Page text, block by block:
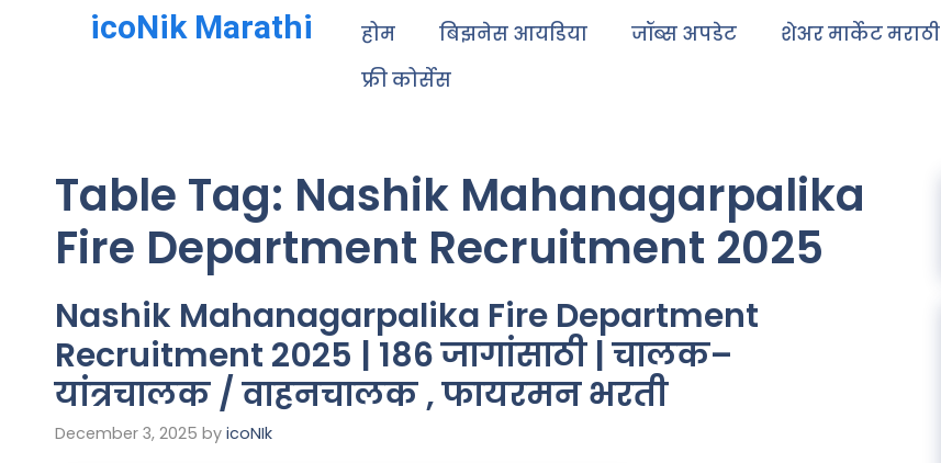
icoNik Marathi होम बिझनेस आयडिया जॉब्स अपडेट
शेअर मार्केट मराठी
फ्री कोर्सेस
Table Tag: Nashik Mahanagarpalika
Fire Department Recruitment 2025
Nashik Mahanagarpalika Fire Department
Recruitment 2025 | 186 जागांसाठी | चालक–
यांत्रचालक / वाहनचालक , फायरमन भरती
December 3, 2025 by icoNIk